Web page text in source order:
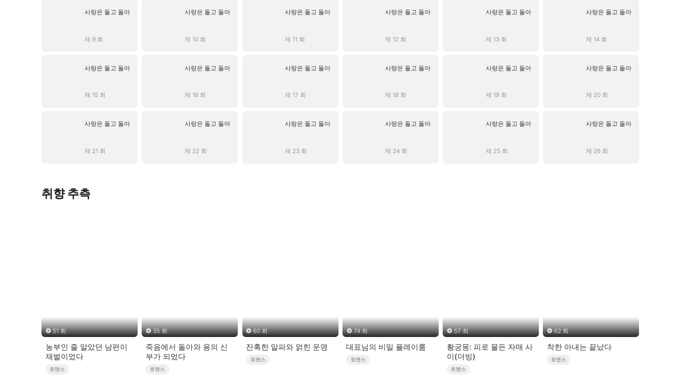
사랑은 돌고 돌아
제 9 회
사랑은 돌고 돌아
제 10 회
사랑은 돌고 돌아
제 11 회
사랑은 돌고 돌아
제 12 회
사랑은 돌고 돌아
제 13 회
사랑은 돌고 돌아
제 14 회
사랑은 돌고 돌아
제 15 회
사랑은 돌고 돌아
제 16 회
사랑은 돌고 돌아
제 17 회
사랑은 돌고 돌아
제 18 회
사랑은 돌고 돌아
제 19 회
사랑은 돌고 돌아
제 20 회
사랑은 돌고 돌아
제 21 회
사랑은 돌고 돌아
제 22 회
사랑은 돌고 돌아
제 23 회
사랑은 돌고 돌아
제 24 회
사랑은 돌고 돌아
제 25 회
사랑은 돌고 돌아
제 26 회
취향 추측
51 회
농부인 줄 알았던 남편이
재벌이었다
로맨스
35 회
죽음에서 돌아와 용의 신
부가 되었다
로맨스
60 회
잔혹한 알파와 얽힌 운명
로맨스
74 회
대표님의 비밀 플레이룸
로맨스
57 회
황궁몽: 피로 물든 자매 사
이(더빙)
로맨스
62 회
착한 아내는 끝났다
로맨스